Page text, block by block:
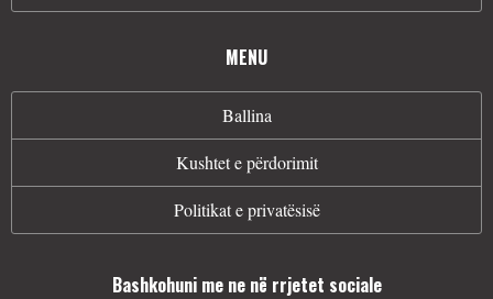
MENU
Ballina
Kushtet e përdorimit
Politikat e privatësisë
Bashkohuni me ne në rrjetet sociale